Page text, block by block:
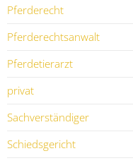
Pferderecht
Pferderechtsanwalt
Pferdetierarzt
privat
Sachverständiger
Schiedsgericht